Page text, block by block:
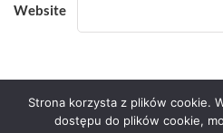
Website
Strona korzysta z plików cookie.
dostępu do plików cookie,